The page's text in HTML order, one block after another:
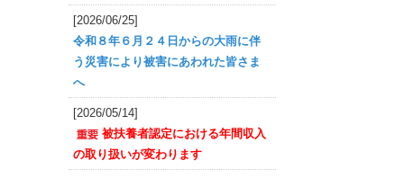
[2026/06/25]
令和８年６月２４日からの大雨に伴
う災害により被害にあわれた皆さま
へ
[2026/05/14]
被扶養者認定における年間収入
の取り扱いが変わります